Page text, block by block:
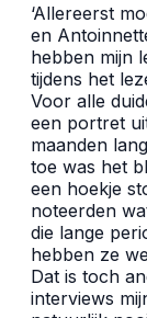
‘Allereerst
en
hebben mijn
tijdens het
Voor alle
een portret
maanden
toe was het
een hoekje
noteerden
die lange
hebben ze
Dat is toch
interviews